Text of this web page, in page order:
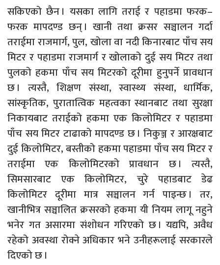
सकिएको छैन । यसका लागि तराई र पहाडमा फरक–
फरक मापदण्ड छन् । खानी तथा क्रसर सञ्चालन गर्दा
तराईमा राजमार्ग, पुल, खोला वा नदी किनारबाट पाँच सय
मिटर र पहाडमा राजमार्ग र खोलाको दुई सय मिटर तथा
पुलको हकमा पाँच सय मिटरको दूरीमा हुनुपर्ने प्रावधान
छ । त्यस्तै, शिक्षण संस्था, स्वास्थ्य संस्था, धार्मिक,
सांस्कृतिक, पुरातात्विक महत्वका स्थानबाट तथा सुरक्षा
निकायबाट तराईको हकमा एक किलोमिटर र पहाडमा
पाँच सय मिटर टाढाको मापदण्ड छ । निकुञ्ज र आरक्षबाट
दुई किलोमिटर, बस्तीको हकमा पहाडमा पाँच सय मिटर र
तराईमा एक किलोमिटरको प्रावधान छ । त्यस्तै,
सिमसारबाट एक किलोमिटर, चुरे पहाडबाट डेढ
किलोमिटर दूरीमा मात्र सञ्चालन गर्न पाइन्छ । तर,
खानीभित्र सञ्चालित क्रसरको हकमा यी नियम लागू नहुने
भनेर गत असारमा संशोधन गरिएको छ । यद्यपि, अवैध
रहेको अवस्था रोक्ने अधिकार भने उनीहरूलाई सरकारले
दिएको छ ।